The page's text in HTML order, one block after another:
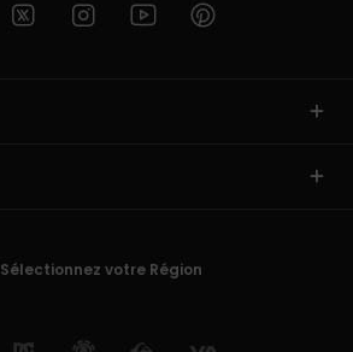
Sélectionnez votre Région